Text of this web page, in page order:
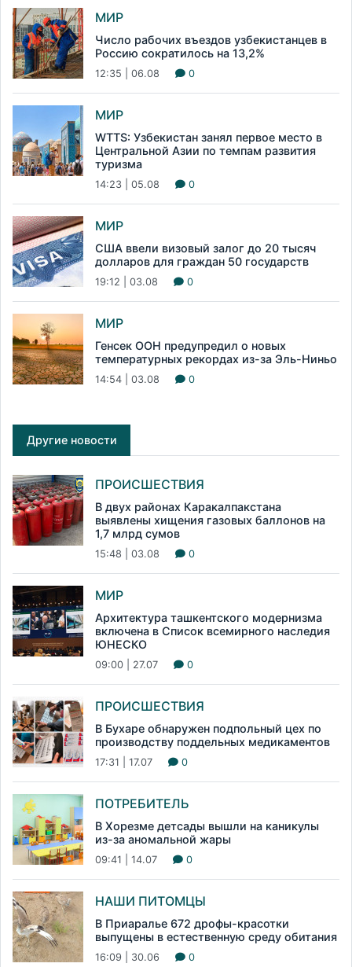
МИР
Число рабочих въездов узбекистанцев в
Россию сократилось на 13,2%
12:35 | 06.08 0
МИР
WTTS: Узбекистан занял первое место в
Центральной Азии по темпам развития
туризма
14:23 | 05.08 0
МИР
США ввели визовый залог до 20 тысяч
долларов для граждан 50 государств
19:12 | 03.08 0
МИР
Генсек ООН предупредил о новых
температурных рекордах из-за Эль-Ниньо
14:54 | 03.08 0
Другие новости
ПРОИСШЕСТВИЯ
В двух районах Каракалпакстана
выявлены хищения газовых баллонов на
1,7 млрд сумов
15:48 | 03.08 0
МИР
Архитектура ташкентского модернизма
включена в Список всемирного наследия
ЮНЕСКО
09:00 | 27.07 0
ПРОИСШЕСТВИЯ
В Бухаре обнаружен подпольный цех по
производству поддельных медикаментов
17:31 | 17.07 0
ПОТРЕБИТЕЛЬ
В Хорезме детсады вышли на каникулы
из-за аномальной жары
09:41 | 14.07 0
НАШИ ПИТОМЦЫ
В Приаралье 672 дрофы-красотки
выпущены в естественную среду обитания
16:09 | 30.06 0